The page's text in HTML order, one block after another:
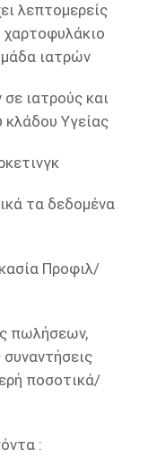
λεπτομερείς
χαρτοφυλάκιο
ιατρών
ιατρούς και
Υγείας
τα δεδομένα
Προφιλ/
πωλήσεων,
ποσοτικά/
: